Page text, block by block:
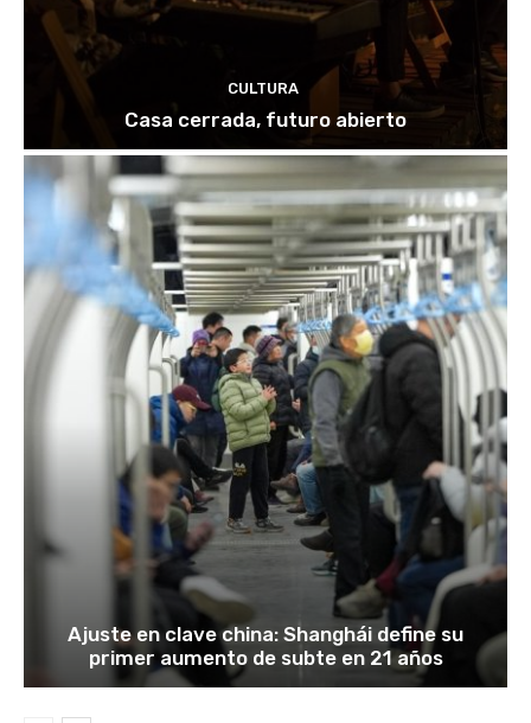
CULTURA
Casa cerrada, futuro abierto
Ajuste en clave china: Shanghái define su
primer aumento de subte en 21 años